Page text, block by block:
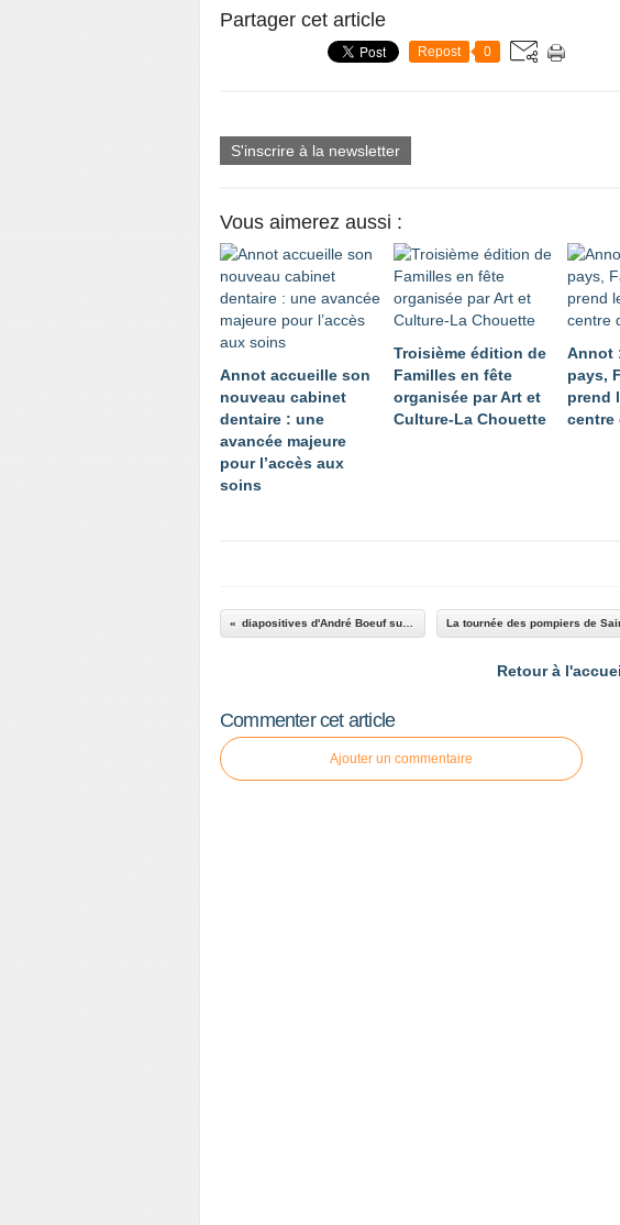
Partager cet article
Repost 0
S'inscrire à la newsletter
Vous aimerez aussi :
Annot accueille son
nouveau cabinet
dentaire : une
avancée majeure
pour l’accès aux
soins
Troisième édition de
Familles en fête
organisée par Art et
Culture-La Chouette
Annot
pays,
prend
centre
Retour à
Commenter cet article
Ajouter un commentaire